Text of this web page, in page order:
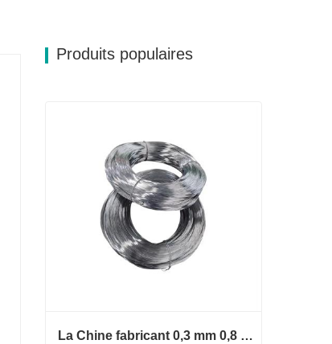
Produits populaires
La Chine fabricant 0,3 mm 0,8 mm 1,25 mm 2 mm de fil d'acier galvanisé